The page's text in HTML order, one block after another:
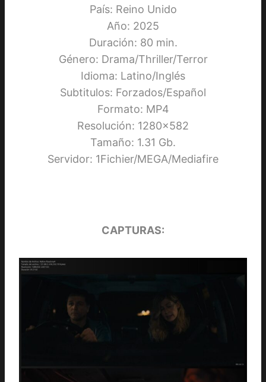
País: Reino Unido
Año: 2025
Duración: 80 min.
Género: Drama/Thriller/Terror
Idioma: Latino/Inglés
Subtitulos: Forzados/Español
Formato: MP4
Resolución: 1280×582
Tamaño: 1.31 Gb.
Servidor: 1Fichier/MEGA/Mediafire
CAPTURAS: